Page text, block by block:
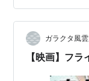
たようだが、ス
CGも一瞬アニ
人公は、かつて
ガラクタ風
【映画】フ